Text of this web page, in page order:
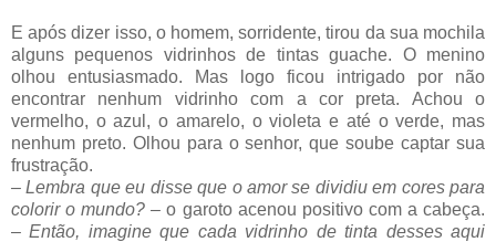
E após dizer isso, o homem, sorridente, tirou da sua mochila
alguns pequenos vidrinhos de tintas guache. O menino
olhou entusiasmado. Mas logo ficou intrigado por não
encontrar nenhum vidrinho com a cor preta. Achou o
vermelho, o azul, o amarelo, o violeta e até o verde, mas
nenhum preto. Olhou para o senhor, que soube captar sua
frustração.
– Lembra que eu disse que o amor se dividiu em cores para
colorir o mundo? –o garoto acenou positivo com a cabeça.
–Então, imagine que cada vidrinho de tinta desses aqui